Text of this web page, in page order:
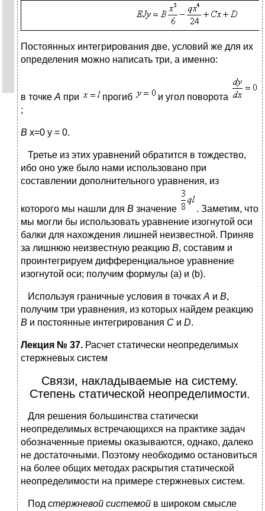
Постоянных интегрирования две, условий же для их
определения можно написать три, а именно:
в точке А при прогиб
и угол поворота
;
В х=0 у = 0.
Третье из этих уравнений обратится в тождество,
ибо оно уже было нами использовано при
составлении дополнительного уравнения, из
которого мы нашли для В значение
. Заметим, что
мы могли бы использовать уравнение изогнутой оси
балки для нахождения лишней неизвестной. Приняв
за лишнюю неизвестную реакцию В, составим и
проинтегрируем дифференциальное уравнение
изогнутой оси; получим формулы (а) и (b).
Используя граничные условия в точках А и В,
получим три уравнения, из которых найдем реакцию
В и постоянные интегрирования С и D.
Лекция № 37. Расчет статически неопределимых
стержневых систем
Связи, накладываемые на систему.
Степень статической неопределимости.
Для решения большинства статически
неопределимых встречающихся на практике задач
обозначенные приемы оказываются, однако, далеко
не достаточными. Поэтому необходимо остановиться
на более общих методах раскрытия статической
неопределимости на примере стержневых систем.
Под стержневой системой в широком смысле